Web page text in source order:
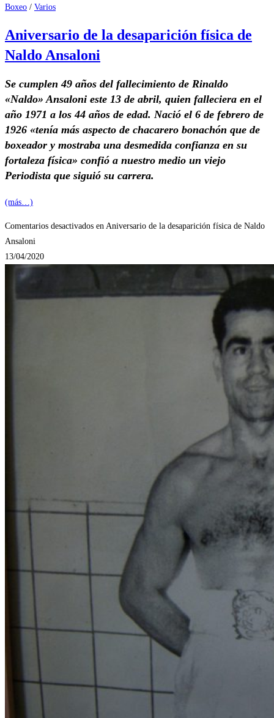
Boxeo / Varios
Aniversario de la desaparición física de
Naldo Ansaloni
Se cumplen 49 años del fallecimiento de Rinaldo
«Naldo» Ansaloni este 13 de abril, quien falleciera en el
año 1971 a los 44 años de edad. Nació el 6 de febrero de
1926 «tenía más aspecto de chacarero bonachón que de
boxeador y mostraba una desmedida confianza en su
fortaleza física» confió a nuestro medio un viejo
Periodista que siguió su carrera.
(más…)
Comentarios desactivados en Aniversario de la desaparición física de Naldo
Ansaloni
13/04/2020